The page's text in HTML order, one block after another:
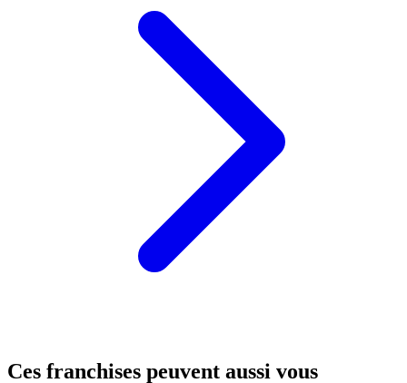
Ces franchises peuvent aussi vous